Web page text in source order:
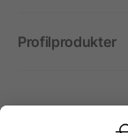
Profilprodukter